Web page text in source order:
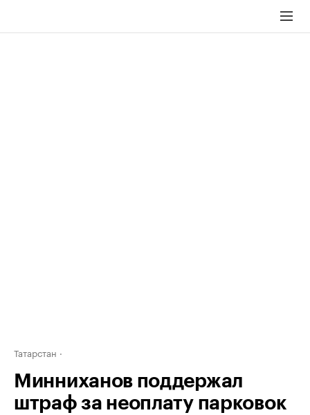
Татарстан
Минниханов поддержал
штраф за неоплату парковок